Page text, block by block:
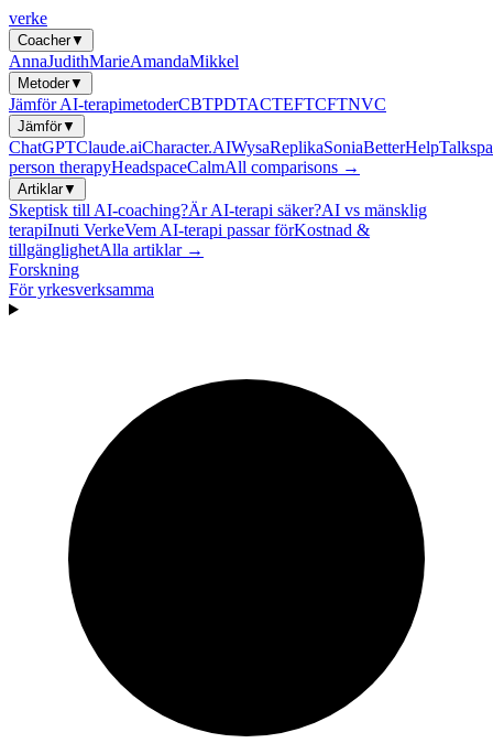
verke
Coacher▼
AnnaJudithMarieAmandaMikkel
Metoder▼
Jämför AI-terapimetoderCBTPDTACTEFTCFTNVC
Jämför▼
ChatGPTClaude.aiCharacter.AIWysaReplikaSoniaBetterHelp
person therapyHeadspaceCalmAll comparisons →
Artiklar▼
Skeptisk till AI-coaching?Är AI-terapi säker?AI vs mänsklig
terapiInuti VerkeVem AI-terapi passar förKostnad &
tillgänglighetAlla artiklar →
Forskning
För yrkesverksamma